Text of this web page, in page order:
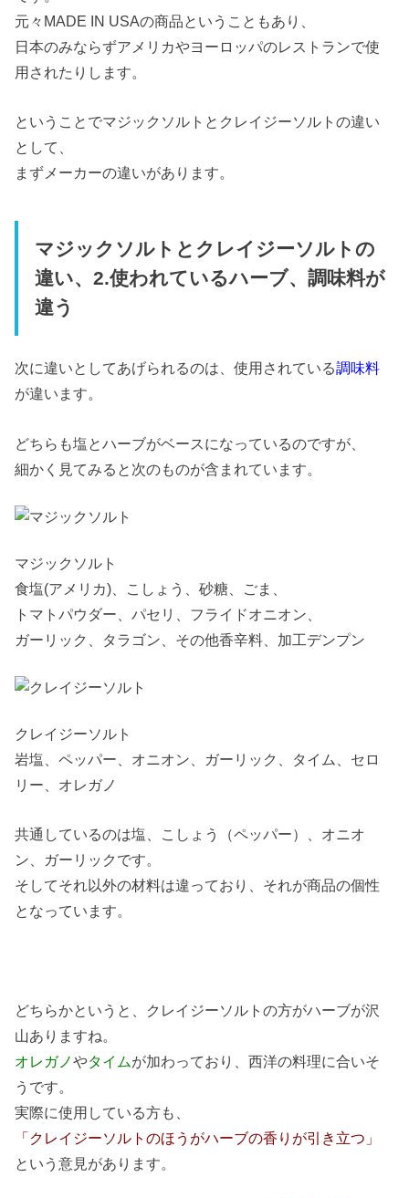
元々MADE IN USAの商品ということもあり、
日本のみならずアメリカやヨーロッパのレストランで使
用されたりします。
ということでマジックソルトとクレイジーソルトの違い
として、
まずメーカーの違いがあります。
マジックソルトとクレイジーソルトの
違い、2.使われているハーブ、調味料が
違う
次に違いとしてあげられるのは、使用されている調味料
が違います。
どちらも塩とハーブがベースになっているのですが、
細かく見てみると次のものが含まれています。
マジックソルト
食塩(アメリカ)、こしょう、砂糖、ごま、
トマトパウダー、パセリ、フライドオニオン、
ガーリック、タラゴン、その他香辛料、加工デンプン
クレイジーソルト
岩塩、ペッパー、オニオン、ガーリック、タイム、セロ
リー、オレガノ
共通しているのは塩、こしょう（ペッパー）、オニオ
ン、ガーリックです。
そしてそれ以外の材料は違っており、それが商品の個性
となっています。
どちらかというと、クレイジーソルトの方がハーブが沢
山ありますね。
オレガノやタイムが加わっており、西洋の料理に合いそ
うです。
実際に使用している方も、
「クレイジーソルトのほうがハーブの香りが引き立つ」
という意見があります。